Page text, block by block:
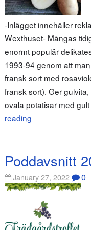
-Inlägget innehåller
Wexthuset- Mångas
enormt populär
1993-94 genom att
fransk sort med
fransk sort). Ger
ovala potatisar med
reading
Poddavsnitt
January 27, 2022 0